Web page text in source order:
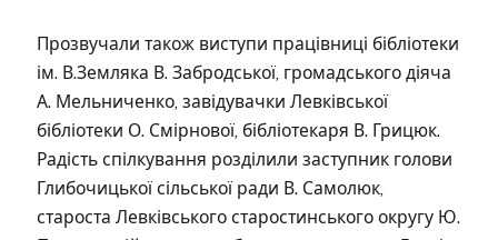
Прозвучали також виступи працівниці бібліотеки
ім. В.Земляка В. Забродської, громадського діяча
А. Мельниченко, завідувачки Левківської
бібліотеки О. Смірнової, бібліотекаря В. Грицюк.
Радість спілкування розділили заступник голови
Глибочицької сільської ради В. Самолюк,
староста Левківського старостинського округу Ю.